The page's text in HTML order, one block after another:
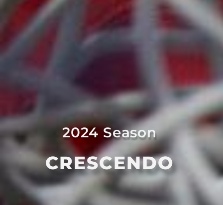
2024 Season
CRESCENDO